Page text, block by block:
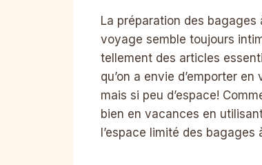
La préparation des bagages
voyage semble toujours
tellement des articles
qu’on a envie d’emporter en
mais si peu d’espace!
bien en vacances en
l’espace limité des bagages